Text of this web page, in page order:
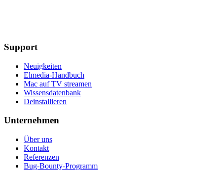
Support
Neuigkeiten
Elmedia-Handbuch
Mac auf TV streamen
Wissensdatenbank
Deinstallieren
Unternehmen
Über uns
Kontakt
Referenzen
Bug-Bounty-Programm